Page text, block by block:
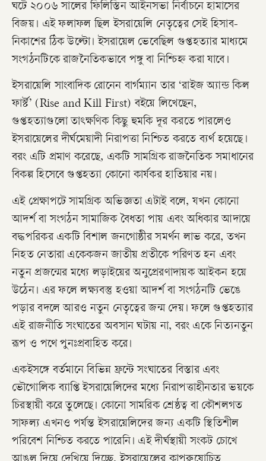
ঘটে ২০০৬ সালের ফিলিস্তিন আইনসভা নির্বাচনে হামাসের
বিজয়। এই ফলাফল ছিল ইসরায়েলি নেতৃত্বের সেই হিসাব-
নিকাশের ঠিক উল্টো। ইসরায়েল ভেবেছিল গুপ্তহত্যার মাধ্যমে
সংগঠনটিকে রাজনৈতিকভাবে পঙ্গু বা নিশ্চিহ্ন করা যাবে।
​ইসরায়েলি সাংবাদিক রোনেন বার্গম্যান তার ‘রাইজ অ্যান্ড কিল
ফার্স্ট’ (Rise and Kill First) বইয়ে লিখেছেন,
গুপ্তহত্যাগুলো তাৎক্ষণিক কিছু হুমকি দূর করতে পারলেও
ইসরায়েলের দীর্ঘমেয়াদী নিরাপত্তা নিশ্চিত করতে ব্যর্থ হয়েছে।
বরং এটি প্রমাণ করেছে, একটি সামগ্রিক রাজনৈতিক সমাধানের
বিকল্প হিসেবে গুপ্তহত্যা কোনো কার্যকর হাতিয়ার নয়।
এই প্রেক্ষাপটে সামগ্রিক অভিজ্ঞতা এটাই বলে, যখন কোনো
আদর্শ বা সংগঠন সামাজিক বৈধতা পায় এবং অধিকার আদায়ে
বদ্ধপরিকর একটি বিশাল জনগোষ্ঠীর সমর্থন লাভ করে, তখন
নিহত নেতারা একেকজন জাতীয় প্রতীকে পরিণত হন এবং
নতুন প্রজন্মের মধ্যে লড়াইয়ের অনুপ্রেরণাদায়ক আইকন হয়ে
উঠেন। এর ফলে লক্ষ্যবস্তু হওয়া আদর্শ বা সংগঠনটি ভেঙে
পড়ার বদলে আরও নতুন নেতৃত্বের জন্ম দেয়। ফলে গুপ্তহত্যার
এই রাজনীতি সংঘাতের অবসান ঘটায় না, বরং একে নিত্যনতুন
রূপ ও পথে পুনঃপ্রবাহিত করে।
​একইসঙ্গে বর্তমানে বিভিন্ন ফ্রন্টে সংঘাতের বিস্তার এবং
ভৌগোলিক ব্যাপ্তি ইসরায়েলিদের মধ্যে নিরাপত্তাহীনতার ভয়কে
চিরস্থায়ী করে তুলেছে। কোনো সামরিক শ্রেষ্ঠত্ব বা কৌশলগত
সাফল্য এখনও পর্যন্ত ইসরায়েলিদের জন্য একটি স্থিতিশীল
পরিবেশ নিশ্চিত করতে পারেনি। এই দীর্ঘস্থায়ী সংকট চোখে